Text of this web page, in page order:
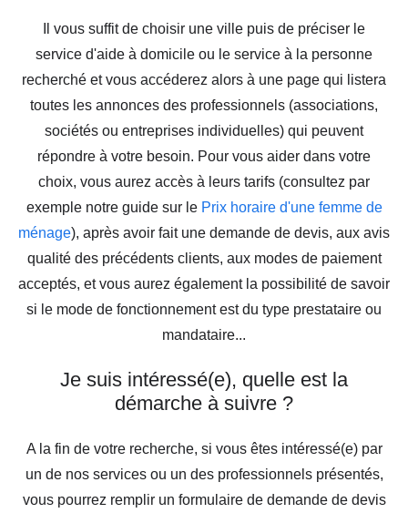
Il vous suffit de choisir une ville puis de préciser le
service d'aide à domicile ou le service à la personne
recherché et vous accéderez alors à une page qui listera
toutes les annonces des professionnels (associations,
sociétés ou entreprises individuelles) qui peuvent
répondre à votre besoin. Pour vous aider dans votre
choix, vous aurez accès à leurs tarifs (consultez par
exemple notre guide sur le Prix horaire d'une femme de
ménage), après avoir fait une demande de devis, aux avis
qualité des précédents clients, aux modes de paiement
acceptés, et vous aurez également la possibilité de savoir
si le mode de fonctionnement est du type prestataire ou
mandataire...
Je suis intéressé(e), quelle est la
démarche à suivre ?
A la fin de votre recherche, si vous êtes intéressé(e) par
un de nos services ou un des professionnels présentés,
vous pourrez remplir un formulaire de demande de devis